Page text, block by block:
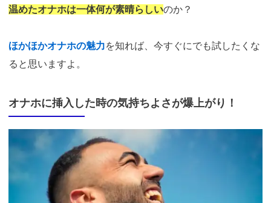
温めたオナホは一体何が素晴らしいのか？
ほかほかオナホの魅力を知れば、今すぐにでも試したくな
ると思いますよ。
オナホに挿入した時の気持ちよさが爆上がり！